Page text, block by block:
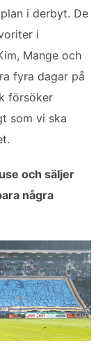
i derbyt. De
i
Mange och
fyra dagar på
försöker
som vi ska
och säljer
några